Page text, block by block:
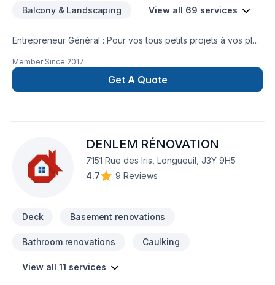
Balcony & Landscaping View all 69 services
Entrepreneur Général : Pour vos tous petits projets à vos plus
de réalisez vos travaux tout en restant à votre
écoute. Service personnalisé !
Member Since 2017
Get A Quote
DENLEM RÉNOVATION
7151 Rue des Iris, Longueuil, J3Y 9H5
4.7
9 Reviews
Deck Basement renovations
Bathroom renovations Caulking
View all 11 services